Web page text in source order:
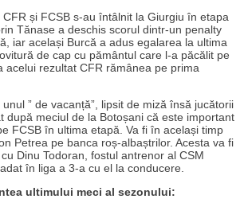
și FCSB s-au întâlnit la Giurgiu în etapa
Tănase a deschis scorul dintr-un penalty
iar același Burcă a adus egalarea la ultima
de cap cu pământul care l-a păcălit pe
acelui rezultat CFR rămânea pe prima
” de vacanță”, lipsit de miză însă jucătorii
după meciul de la Botoșani că este important
FCSB în ultima etapă. Va fi în același timp
Petrea pe banca roș-albaștrilor. Acesta va fi
Dinu Todoran, fostul antrenor al CSM
în liga a 3-a cu el la conducere.
ultimului meci al sezonului: